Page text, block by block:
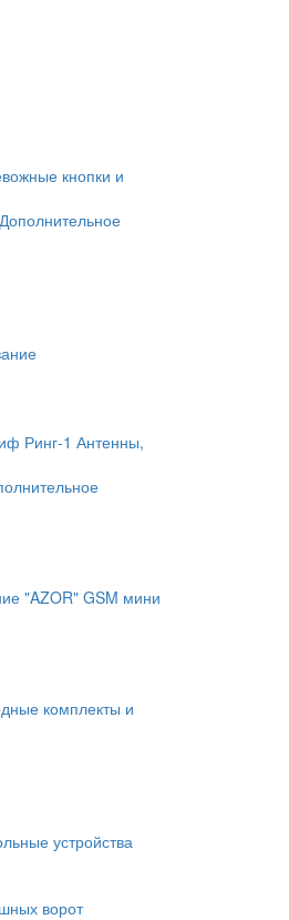
кнопки и
Дополнительное
Ринг-1 Антенны,
"AZOR" GSM мини
комплекты и
устройства
ворот